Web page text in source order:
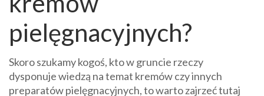
pielęgnacyjnych?
Skoro szukamy kogoś, kto w gruncie rzeczy
dysponuje wiedzą na temat kremów czy innych
preparatów pielęgnacyjnych, to warto zajrzeć tutaj